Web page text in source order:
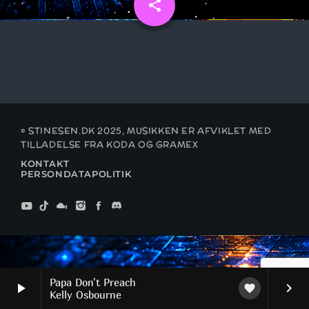
play_arrow
Papa Don't Preach
Kelly Osbourne
favorite keyboard_arrow_right
UGENS CHART
FYRAFTEN M/SMUKLINGEN
PUBCRAWL M/JELLY & MINI
FYRAFTEN PÅ STINESEN M/GUDINDEN
share
email
© STINESEN.DK 2025, MUSIKKEN ER AFVIKLET MED
TILLADELSE FRA KODA OG GRAMEX
KONTAKT
PERSONDATAPOLITIK